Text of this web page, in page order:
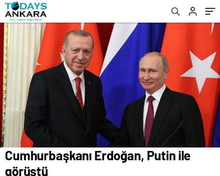
Cumhurbaşkanı Erdoğan, Putin ile
görüştü